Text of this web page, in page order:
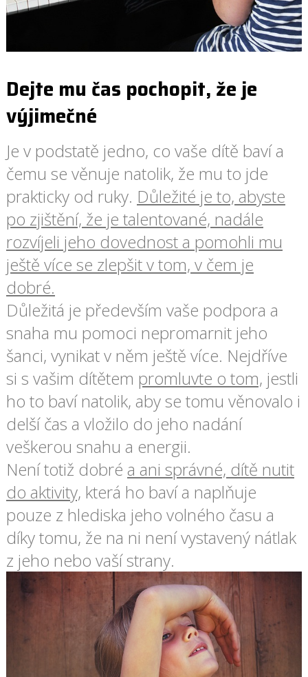
Dejte mu čas pochopit, že je
výjimečné
Je v podstatě jedno, co vaše dítě baví a
čemu se věnuje natolik, že mu to jde
prakticky od ruky. Důležité je to, abyste
po zjištění, že je talentované, nadále
rozvíjeli jeho dovednost a pomohli mu
ještě více se zlepšit v tom, v čem je
dobré.
Důležitá je především vaše podpora a
snaha mu pomoci nepromarnit jeho
šanci, vynikat v něm ještě více. Nejdříve
si s vašim dítětem promluvte o tom, jestli
ho to baví natolik, aby se tomu věnovalo i
delší čas a vložilo do jeho nadání
veškerou snahu a energii.
Není totiž dobré a ani správné, dítě nutit
do aktivity, která ho baví a naplňuje
pouze z hlediska jeho volného času a
díky tomu, že na ni není vystavený nátlak
z jeho nebo vaší strany.